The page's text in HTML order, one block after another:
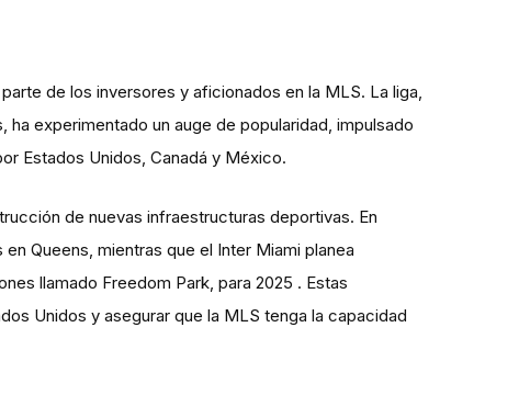
de los inversores y aficionados en la MLS. La liga,
experimentado un auge de popularidad, impulsado
Estados Unidos, Canadá y México.
de nuevas infraestructuras deportivas. En
Queens, mientras que el Inter Miami planea
llamado Freedom Park, para 2025 . Estas
Unidos y asegurar que la MLS tenga la capacidad